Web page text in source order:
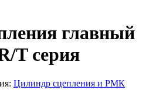
главный
T серия
Цилиндр сцепления и РМК